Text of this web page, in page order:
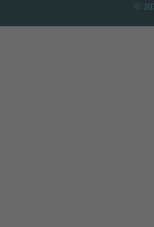
©